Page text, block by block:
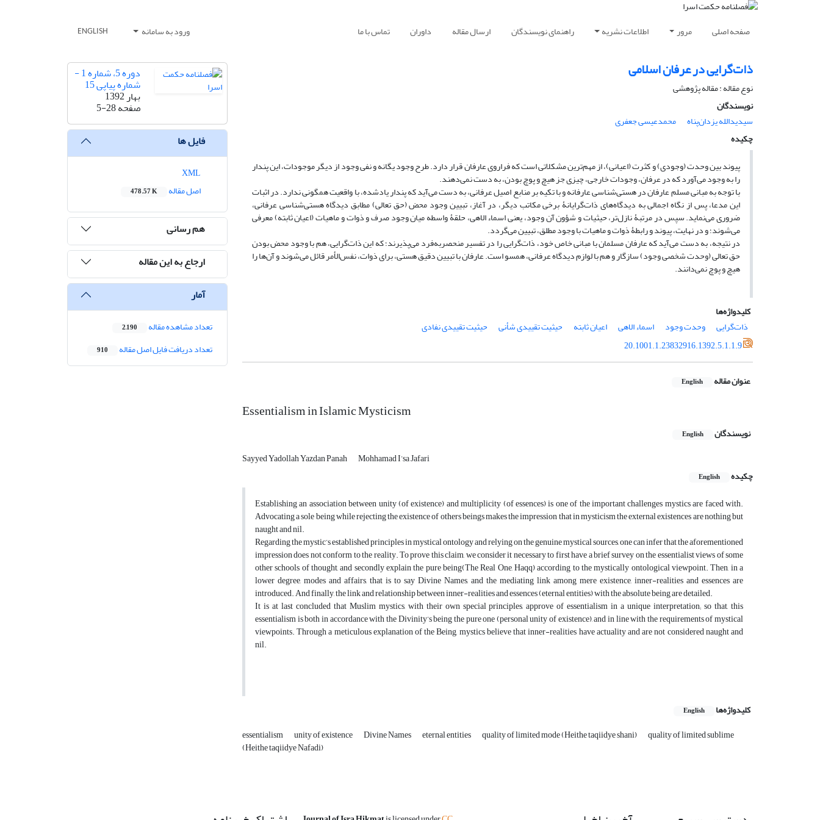
صفحه اصلی مرور اطلاعات نشریه راهنمای نویسندگان ارسال مقاله داوران تماس با ما ورود به سامانه ENGLISH
ذات‌‌‌گرایی در عرفان اسلامی
نوع مقاله : مقاله پژوهشی
نویسندگان
سیدیدالله یزدان‌پناه
محمدعیسی جعفری
چکیده
پیوند بین وحدت (وجودی) و کثرت (اعیانی)، از مهم‌‌‌ترین مشکلاتی است که فراروی عارفان قرار دارد. طرح وجود یگانه و نفی وجود از دیگر موجودات، این پندار
را به وجود می‌‌‌آورد که در عرفان، وجودات خارجی، چیزی جز هیچ و پوچ بودن، به دست نمی‌‌‌دهند.
با توجه به مبانی مسلم عارفان در هستی‌‌‌شناسی عارفانه و با تکیه بر منابع اصیل عرفانی، به دست می‌‌‌آید که پندار یادشده، با واقعیت همگونی ندارد. در اثبات
این مدعا، پس از نگاه اجمالی به دیدگاه‌‌‌های ذات‌‌‌گرایانۀ برخی مکاتب دیگر، در آغاز، تبیین وجود محض (حق تعالی) مطابق دیدگاه هستی‌‌‌شناسی عرفانی،
ضروری می‌‌‌نماید. سپس در مرتبۀ نازل‌‌‌تر، حیثیات و شؤون آن وجود، یعنی اسماء الاهی، حلقۀ واسطه میان وجود صرف و ذوات و ماهیات (اعیان ثابته) معرفی
می‌‌‌شوند؛ و در نهایت، پیوند و رابطۀ ذوات و ماهیات با وجود مطلق، تبیین می‌‌‌گردد.
در نتیجه، به دست می‌‌‌آید که عارفان مسلمان با مبانی خاص خود، ذات‌‌‌گرایی را در تفسیر منحصربه‌‌‌فرد می‌‌‌پذیرند؛ که این ذات‌‌‌گرایی، هم با وجود محض بودن
حق تعالی (وحدت شخصی وجود) سازگار و هم با لوازم دیدگاه عرفانی، همسو است. عارفان با تبیین دقیق هستی، برای ذوات، نفس‌‌‌الأمر قائل می‌‌‌شوند و آن‌‌‌ها را
هیچ و پوچ نمی‌‌‌دانند.
کلیدواژه‌ها
ذات‌‌‌گرایی
وحدت وجود اسماء الاهی اعیان ثابته حیثیت تقییدی شأنی
حیثیت تقییدی نفادی
20.1001.1.23832916.1392.5.1.1.9
عنوان مقاله English
Essentialism in Islamic Mysticism
نویسندگان English
Sayyed Yadollah Yazdan Panah
Mohhamad I’sa Jafari
چکیده
English
Establishing an association between unity (of existence) and multiplicity (of essences) is one of the important challenges mystics are faced with.
Advocating a sole being while rejecting the existence of others beings makes the impression that in mysticism the external existences are nothing but
naught and nil.
Regarding the mystic’s established principles in mystical ontology and relying on the genuine mystical sources, one can infer that the aforementioned
impression does not conform to the reality. To prove this claim, we consider it necessary to first have a brief survey on the essentialist views of some
other schools of thought, and secondly explain the pure being(The Real One, Haqq) according to the mystically ontological viewpoint. Then, in a
lower degree, modes and affairs, that is to say Divine Names, and the mediating link among mere existence, inner-realities and essences are
introduced. And finally, the link and relationship between inner-realities and essences (eternal entities) with the absolute being are detailed.
It is at last concluded that Muslim mystics, with their own special principles, approve of essentialism in a unique interpretation; so that, this
essentialism is both in accordance with the Divinity’s being the pure one (personal unity of existence), and in line with the requirements of mystical
viewpoints. Through a meticulous explanation of the Being, mystics believe that inner-realities have actuality and are not considered naught and
nil.
کلیدواژه‌ها English
essentialism unity of existence Divine Names eternal entities quality of limited mode (Heithe taqiidye shani) quality of limited sublime
(Heithe taqiidye Nafadi)
دوره 5، شماره 1 -
شماره پیاپی 15
بهار 1392
صفحه5-28
فایل ها
اصل مقاله
478.57 K
هم رسانی
ارجاع به این مقاله
آمار
تعداد مشاهده مقاله 2,190
تعداد دریافت فایل اصل مقاله 910